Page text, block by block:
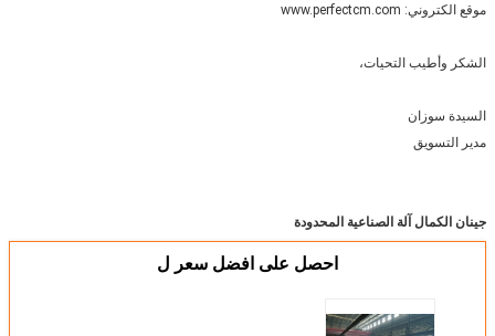
موقع الكتروني: www.perfectcm.com
الشكر وأطيب التحيات،
السيدة سوزان
مدير التسويق
جينان الكمال آلة الصناعية المحدودة
احصل على افضل سعر ل